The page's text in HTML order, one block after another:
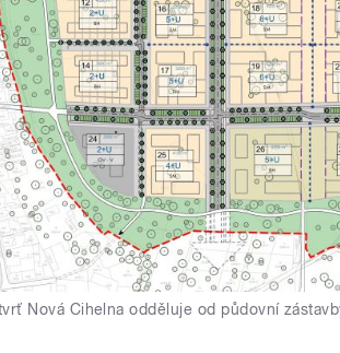
Nová Cihelna odděluje od půdovní